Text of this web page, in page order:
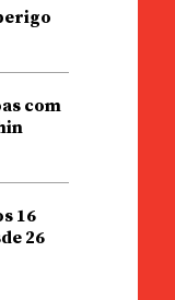
com
16
26